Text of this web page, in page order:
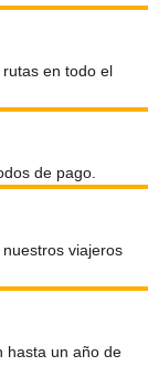
en todo el
de pago.
viajeros
hasta un año de